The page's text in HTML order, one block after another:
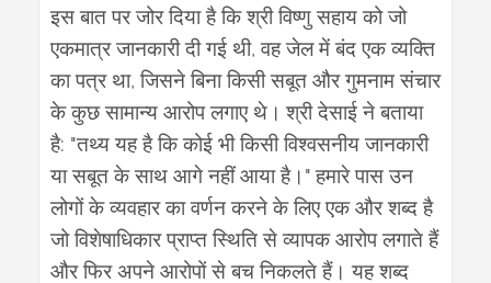
इस बात पर जोर दिया है कि श्री विष्णु सहाय को जो
एकमात्र जानकारी दी गई थी,वह जेल में बंद एक व्यक्ति
का पत्र था,जिसने बिना किसी सबूत और गुमनाम संचार
के कुछ सामान्य आरोप लगाए थे। श्री देसाई ने बताया
है: "तथ्य यह है कि कोई भी किसी विश्वसनीय जानकारी
या सबूत के साथ आगे नहीं आया है। " हमारे पास उन
लोगों के व्यवहार का वर्णन करने के लिए एक और शब्द है
जो विशेषाधिकार प्राप्त स्थिति से व्यापक आरोप लगाते हैं
और फिर अपने आरोपों से बच निकलते हैं। यह शब्द